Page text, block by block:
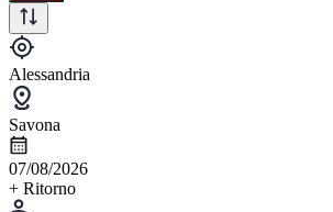
Alessandria
Savona
07/08/2026
+ Ritorno